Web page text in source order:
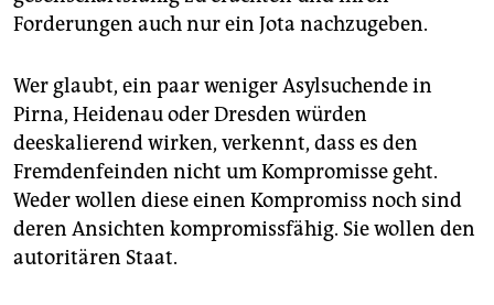
Forderungen auch nur ein Jota nachzugeben.
Wer glaubt, ein paar weniger Asylsuchende in
Pirna, Heidenau oder Dresden würden
deeskalierend wirken, verkennt, dass es den
Fremdenfeinden nicht um Kompromisse geht.
Weder wollen diese einen Kompromiss noch sind
deren Ansichten kompromissfähig. Sie wollen den
autoritären Staat.